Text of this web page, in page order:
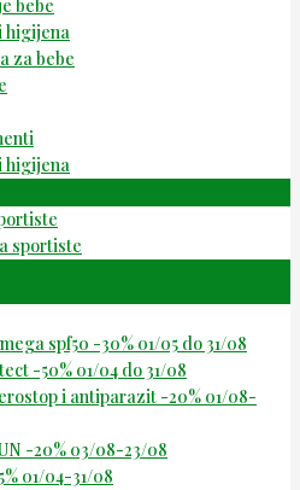
bebe
higijena
za bebe
higijena
sportiste
spf50 -30% 01/05 do 31/08
-50% 01/04 do 31/08
i antiparazit -20% 01/08-
-20% 03/08-23/08
01/04-31/08